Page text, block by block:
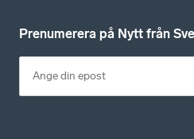
Prenumerera på Nytt från